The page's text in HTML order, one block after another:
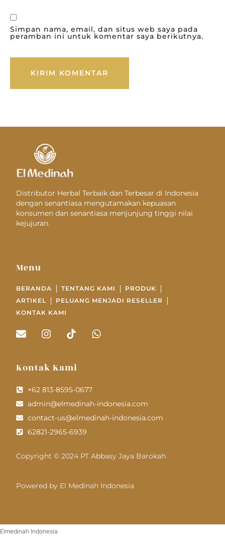
Simpan nama, email, dan situs web saya pada
peramban ini untuk komentar saya berikutnya.
Distributor Herbal Terbaik dan Terbesar di Indonesia
dengan senantiasa mengutamakan kepuasan
konsumen dan senantiasa menjunjung tinggi nilai
kejujuran.
Menu
BERANDA TENTANG KAMI
PRODUK
ARTIKEL
PELUANG MENJADI RESELLER
KONTAK KAMI
Kontak Kami
+62 813-8595-0677
admin@elmedinah-indonesia.com
contact-us@elmedinah-indonesia.com
62821-2965-6939
Copyright © 2024 PT Abbasy Jaya Barokah
Powered by El Medinah Indonesia
Elmedinah Indonesia